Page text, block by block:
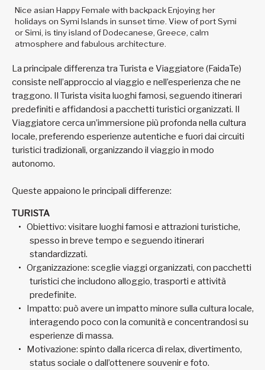
Nice asian Happy Female with backpack Enjoying her
holidays on Symi Islands in sunset time. View of port Symi
or Simi, is tiny island of Dodecanese, Greece, calm
atmosphere and fabulous architecture.
La principale differenza tra Turista e Viaggiatore (FaidaTe)
consiste nell’approccio al viaggio e nell’esperienza che ne
traggono. Il Turista visita luoghi famosi, seguendo itinerari
predefiniti e affidandosi a pacchetti turistici organizzati. Il
Viaggiatore cerca un’immersione più profonda nella cultura
locale, preferendo esperienze autentiche e fuori dai circuiti
turistici tradizionali, organizzando il viaggio in modo
autonomo.
Queste appaiono le principali differenze:
TURISTA
Obiettivo: visitare luoghi famosi e attrazioni turistiche,
spesso in breve tempo e seguendo itinerari
standardizzati.
Organizzazione: sceglie viaggi organizzati, con pacchetti
turistici che includono alloggio, trasporti e attività
predefinite.
Impatto: può avere un impatto minore sulla cultura locale,
interagendo poco con la comunità e concentrandosi su
esperienze di massa.
Motivazione: spinto dalla ricerca di relax, divertimento,
status sociale o dall’ottenere souvenir e foto.